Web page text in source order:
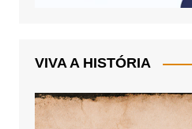
VIVA A HISTÓRIA